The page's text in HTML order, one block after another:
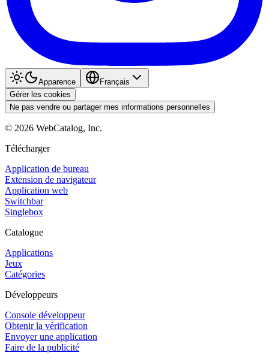
Apparence
Français
Gérer les cookies
Ne pas vendre ou partager mes informations personnelles
© 2026 WebCatalog, Inc.
Télécharger
Application de bureau
Extension de navigateur
Application web
Switchbar
Singlebox
Catalogue
Applications
Jeux
Catégories
Développeurs
Console développeur
Obtenir la vérification
Envoyer une application
Faire de la publicité